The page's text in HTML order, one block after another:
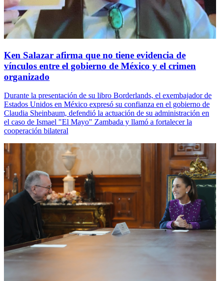
Ken Salazar afirma que no tiene evidencia de
vínculos entre el gobierno de México y el crimen
organizado
Durante la presentación de su libro Borderlands, el exembajador de
Estados Unidos en México expresó su confianza en el gobierno de
Claudia Sheinbaum, defendió la actuación de su administración en
el caso de Ismael "El Mayo" Zambada y llamó a fortalecer la
cooperación bilateral